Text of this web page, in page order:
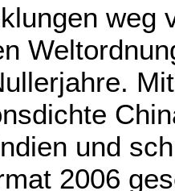
weg
und
2006